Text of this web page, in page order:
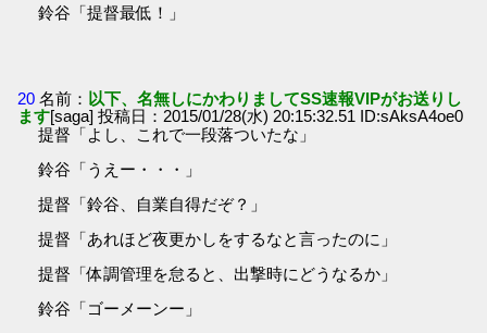
鈴谷「提督最低！」
20 名前： 以下、名無しにかわりましてSS速報VIPがお送りし
ます[saga] 投稿日：2015/01/28(水) 20:15:32.51 ID:sAksA4oe0
提督「よし、これで一段落ついたな」
鈴谷「うえー・・・」
提督「鈴谷、自業自得だぞ？」
提督「あれほど夜更かしをするなと言ったのに」
提督「体調管理を怠ると、出撃時にどうなるか」
鈴谷「ゴーメーンー」